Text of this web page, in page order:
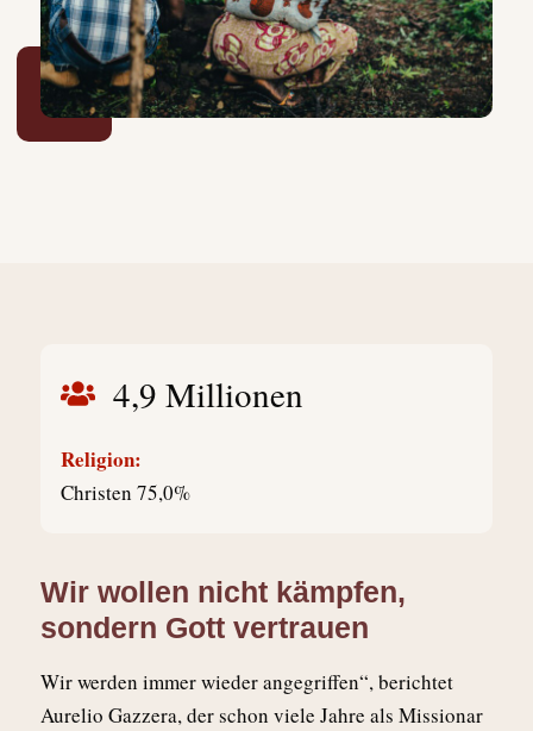
4,9 Millionen
Religion:
Christen 75,0%
Wir wollen nicht kämpfen,
sondern Gott vertrauen
Wir werden immer wieder angegriffen“, berichtet
Aurelio Gazzera, der schon viele Jahre als Missionar